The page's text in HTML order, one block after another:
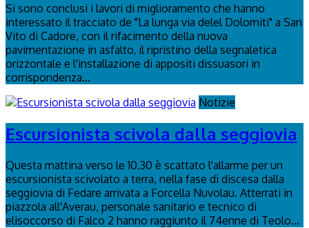
Si sono conclusi i lavori di miglioramento che hanno
interessato il tracciato de "La lunga via delel Dolomiti" a San
Vito di Cadore, con il rifacimento della nuova
pavimentazione in asfalto, il ripristino della segnaletica
orizzontale e l'installazione di appositi dissuasori in
corrispondenza...
Notizie
Escursionista scivola dalla seggiovia
Questa mattina verso le 10.30 è scattato l'allarme per un
escursionista scivolato a terra, nella fase di discesa dalla
seggiovia di Fedare arrivata a Forcella Nuvolau. Atterrati in
piazzola all'Averau, personale sanitario e tecnico di
elisoccorso di Falco 2 hanno raggiunto il 74enne di Teolo...